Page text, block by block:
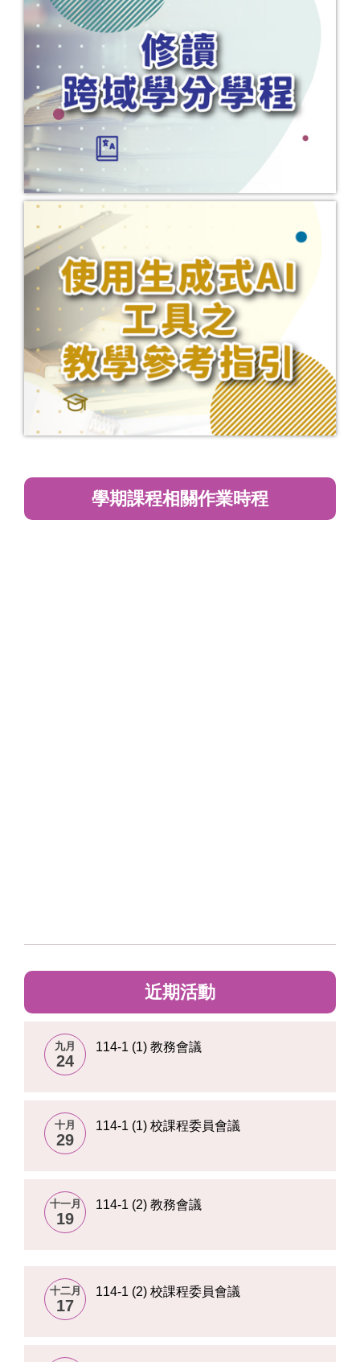
學期課程相關作業時程
近期活動
114-1 (1) 教務會議
九月
24
114-1 (1) 校課程委員會議
十月
29
114-1 (2) 教務會議
十一月
19
114-1 (2) 校課程委員會議
十二月
17